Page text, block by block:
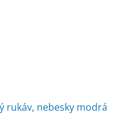
rukáv, nebesky modrá